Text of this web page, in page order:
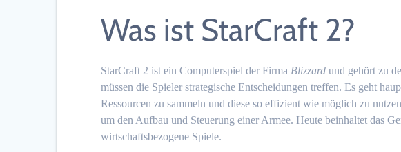
Was ist StarCraft 2?
StarCraft 2 ist ein Computerspiel der Firma Blizzard und gehört zu
müssen die Spieler strategische Entscheidungen treffen. Es geht
Ressourcen zu sammeln und diese so effizient wie möglich zu
um den Aufbau und Steuerung einer Armee. Heute beinhaltet das
wirtschaftsbezogene Spiele.